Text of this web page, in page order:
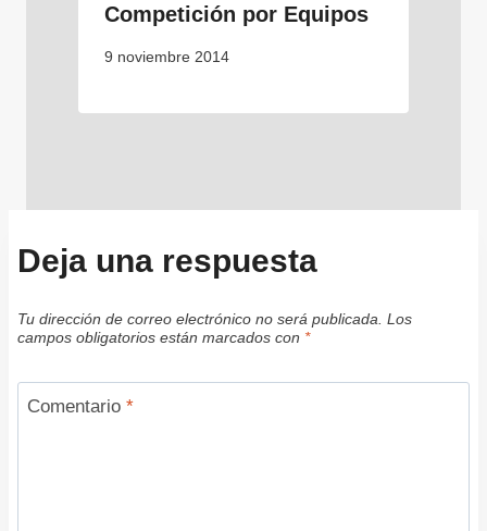
Competición por Equipos
9 noviembre 2014
Deja una respuesta
Tu dirección de correo electrónico no será publicada. Los
campos obligatorios están marcados con *
Comentario *